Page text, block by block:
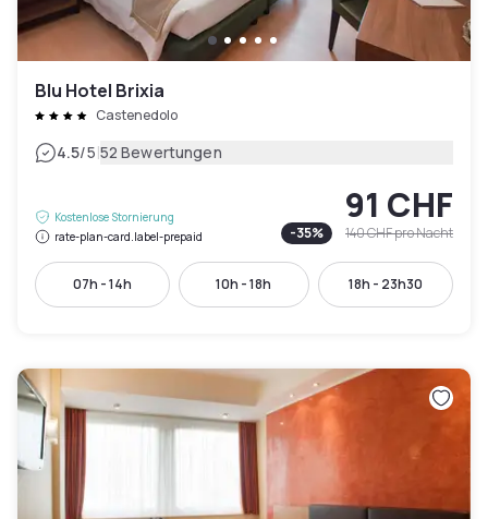
Blu Hotel Brixia
Castenedolo
4.5/5|52 Bewertungen
Kostenlose Stornierung
rate-plan-card.label-prepaid
91 CHF
-35% 140 CHFpro Nacht
07h - 14h 10h - 18h 18h - 23h30